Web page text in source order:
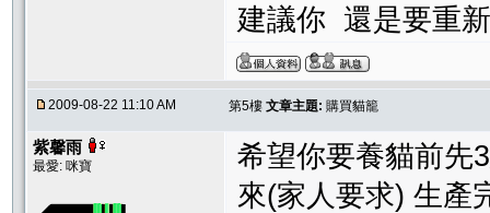
建議你 還是要重
2009-08-22 11:10 AM 第5樓 文章主題: 購買貓籠
紫馨雨
最愛: 咪寶
希望你要養貓前先
來(家人要求) 生產